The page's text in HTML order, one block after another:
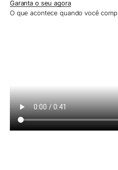
Garanta o seu agora
O que acontece quando você